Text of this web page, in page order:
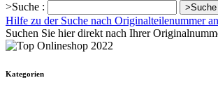
>Suche :
>Suche
Hilfe zu der Suche nach Originalteilenummer
Suchen Sie hier direkt nach Ihrer
Kategorien